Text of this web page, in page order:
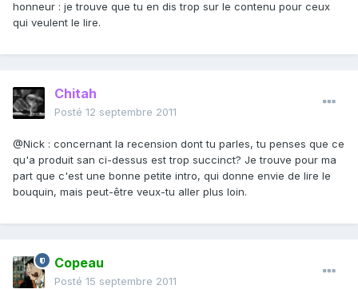
honneur : je trouve que tu en dis trop sur le contenu pour ceux
qui veulent le lire.
Chitah
Posté 12 septembre 2011
@Nick : concernant la recension dont tu parles, tu penses que ce
qu'a produit san ci-dessus est trop succinct? Je trouve pour ma
part que c'est une bonne petite intro, qui donne envie de lire le
bouquin, mais peut-être veux-tu aller plus loin.
Copeau
Posté 15 septembre 2011